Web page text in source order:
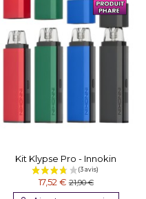
Kit Klypse Pro - Innokin
17,52 €21,90 €